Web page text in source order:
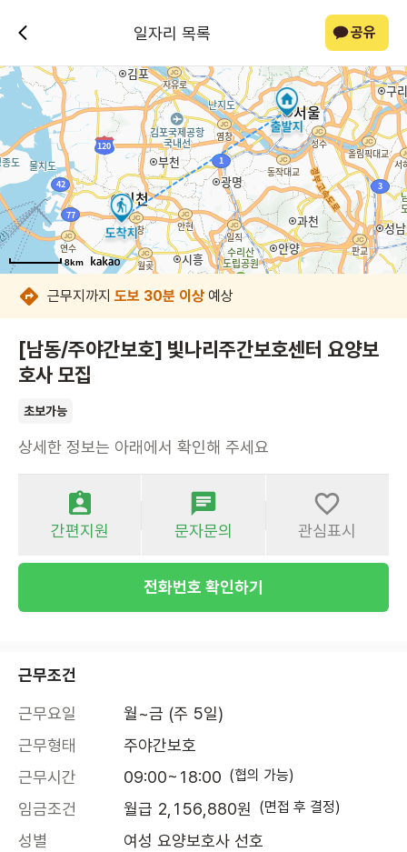
일자리 목록 공유
8km
8km
8km
8km
8km
8km
8km
8km
근무지까지 도보 30분 이상 예상
[남동/주야간보호] 빛나리주간보호센터 요양보
호사 모집
초보가능
상세한 정보는 아래에서 확인해 주세요
간편지원 문자문의 관심표시
전화번호 확인하기
근무조건
근무요일
월~금 (주 5일)
근무형태
주야간보호
근무시간
09:00~18:00 (협의 가능)
임금조건 월급 2,156,880원 (면접 후 결정)
성별 여성 요양보호사 선호